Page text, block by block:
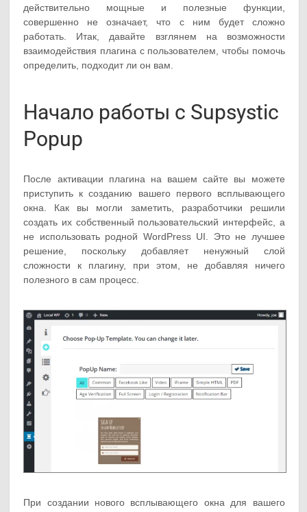
действительно мощные и полезные функции,
совершенно не означает, что с ним будет сложно
работать. Итак, давайте взглянем на возможности
взаимодействия плагина с пользователем, чтобы помочь
определить, подходит ли он вам.
Начало работы с Supsystic
Popup
После активации плагина на вашем сайте вы можете
приступить к созданию вашего первого всплывающего
окна. Как вы могли заметить, разработчики решили
создать их собственный пользовательский интерфейс, а
не использовать родной WordPress UI. Это не лучшее
решение, поскольку добавляет ненужный слой
сложности к плагину, при этом, не добавляя ничего
полезного в сам процесс.
При создании нового всплывающего окна для вашего